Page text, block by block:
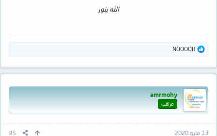
الله ينور
ا
ل
ع
ا
ت
NOOOOR
amrmohy
مراقب
13 مايو 2020 #5